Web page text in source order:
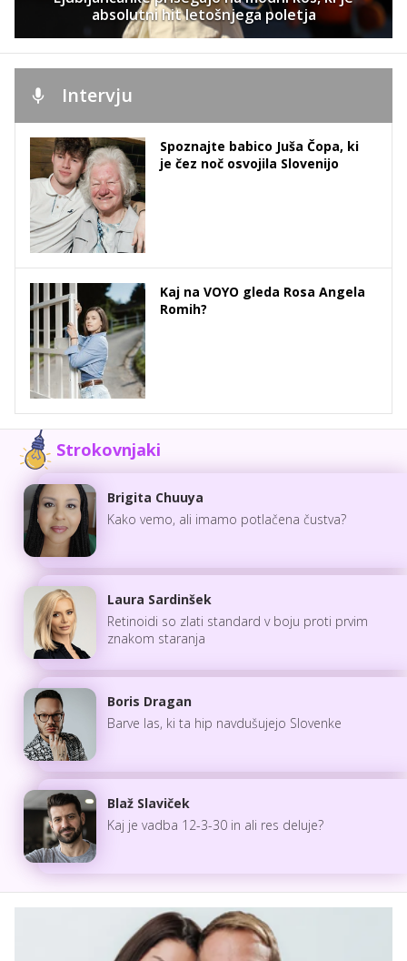
absolutni hit letošnjega poletja
Intervju
Spoznajte babico Juša Čopa, ki
je čez noč osvojila Slovenijo
Kaj na VOYO gleda Rosa Angela
Romih?
Strokovnjaki
Brigita Chuuya
Kako vemo, ali imamo potlačena čustva?
Laura Sardinšek
Retinoidi so zlati standard v boju proti prvim
znakom staranja
Boris Dragan
Barve las, ki ta hip navdušujejo Slovenke
Blaž Slaviček
Kaj je vadba 12-3-30 in ali res deluje?